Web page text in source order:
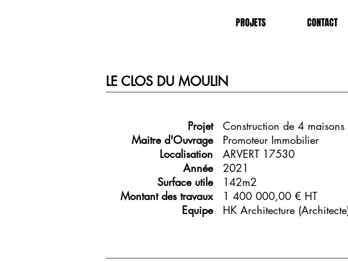
PROJETS CONTACT
LE CLOS DU MOULIN
Projet
Maitre d'Ouvrage
Localisation
Année
Surface utile
Montant des travaux
Equipe
Construction de 4
Promoteur Immobilier
ARVERT 17530
2021
142m2
1 400 000,00 € HT
HK Architecture